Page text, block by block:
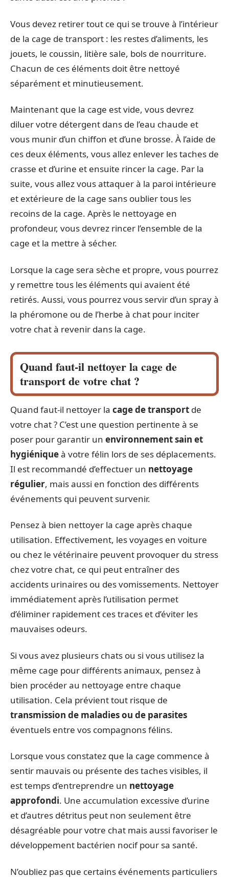
Vous devez retirer tout ce qui se trouve à l’intérieur
de la cage de transport : les restes d’aliments, les
jouets, le coussin, litière sale, bols de nourriture.
Chacun de ces éléments doit être nettoyé
séparément et minutieusement.
Maintenant que la cage est vide, vous devrez
diluer votre détergent dans de l’eau chaude et
vous munir d’un chiffon et d’une brosse. À l’aide de
ces deux éléments, vous allez enlever les taches de
crasse et d’urine et ensuite rincer la cage. Par la
suite, vous allez vous attaquer à la paroi intérieure
et extérieure de la cage sans oublier tous les
recoins de la cage. Après le nettoyage en
profondeur, vous devrez rincer l’ensemble de la
cage et la mettre à sécher.
Lorsque la cage sera sèche et propre, vous pourrez
y remettre tous les éléments qui avaient été
retirés. Aussi, vous pourrez vous servir d’un spray à
la phéromone ou de l’herbe à chat pour inciter
votre chat à revenir dans la cage.
Quand faut-il nettoyer la cage de
transport de votre chat ?
Quand faut-il nettoyer la cage de transport de
votre chat ? C’est une question pertinente à se
poser pour garantir un environnement sain et
hygiéniqueà votre félin lors de ses déplacements.
Il est recommandé d’effectuer un nettoyage
régulier, mais aussi en fonction des différents
événements qui peuvent survenir.
Pensez à bien nettoyer la cage après chaque
utilisation. Effectivement, les voyages en voiture
ou chez le vétérinaire peuvent provoquer du stress
chez votre chat, ce qui peut entraîner des
accidents urinaires ou des vomissements. Nettoyer
immédiatement après l’utilisation permet
d’éliminer rapidement ces traces et d’éviter les
mauvaises odeurs.
Si vous avez plusieurs chats ou si vous utilisez la
même cage pour différents animaux, pensez à
bien procéder au nettoyage entre chaque
utilisation. Cela prévient tout risque de
transmission de maladies ou de parasites
éventuels entre vos compagnons félins.
Lorsque vous constatez que la cage commence à
sentir mauvais ou présente des taches visibles, il
est temps d’entreprendre un nettoyage
approfondi. Une accumulation excessive d’urine
et d’autres détritus peut non seulement être
désagréable pour votre chat mais aussi favoriser le
développement bactérien nocif pour sa santé.
N’oubliez pas que certains événements particuliers